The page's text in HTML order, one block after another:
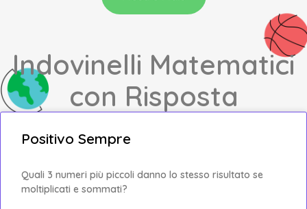
Indovinelli Matematici
con Risposta
Positivo Sempre
Quali 3 numeri più piccoli danno lo stesso risultato se
moltiplicati e sommati?